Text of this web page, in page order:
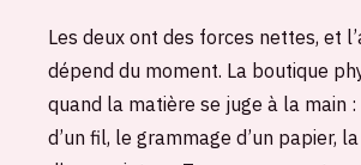
Les deux ont des forces nettes, et
dépend du moment. La boutique
quand la matière se juge à la main
d’un fil, le grammage d’un papier,